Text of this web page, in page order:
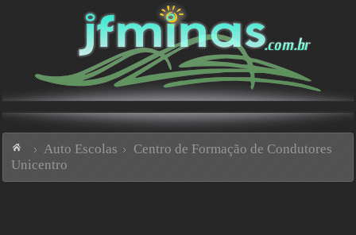
Auto Escolas
Centro de Formação de Condutores
Unicentro